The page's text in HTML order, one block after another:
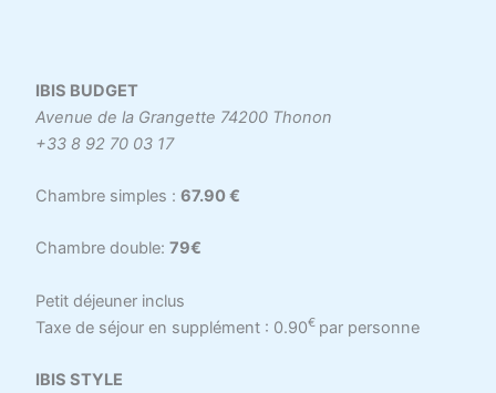
IBIS BUDGET
Avenue de la Grangette 74200 Thonon
+33 8 92 70 03 17
Chambre simples :67.90 €
Chambre double:79€
Petit déjeuner inclus
Taxe de séjour en supplément : 0.90€ par personne
IBIS STYLE